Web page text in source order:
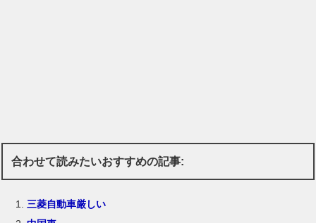
合わせて読みたいおすすめの記事:
三菱自動車厳しい